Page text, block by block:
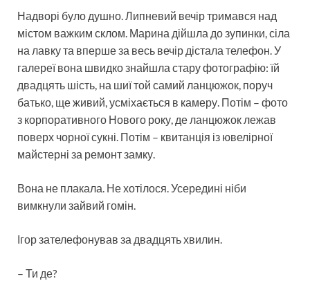
Надворі було душно. Липневий вечір тримався над
містом важким склом. Марина дійшла до зупинки, сіла
на лавку та вперше за весь вечір дістала телефон. У
галереї вона швидко знайшла стару фотографію: їй
двадцять шість, на шиї той самий ланцюжок, поруч
батько, ще живий, усміхається в камеру. Потім – фото
з корпоративного Нового року, де ланцюжок лежав
поверх чорної сукні. Потім – квитанція із ювелірної
майстерні за ремонт замку.
Вона не плакала. Не хотілося. Усередині ніби
вимкнули зайвий гомін.
Ігор зателефонував за двадцять хвилин.
– Ти де?